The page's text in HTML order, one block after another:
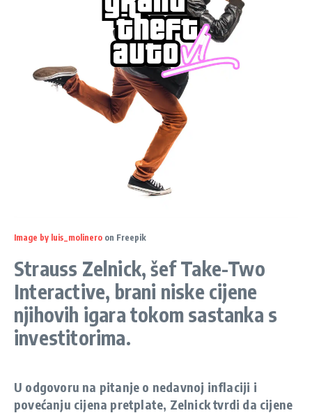
Image by luis_molinero on Freepik
Strauss Zelnick, šef Take-Two
Interactive, brani niske cijene
njihovih igara tokom sastanka s
investitorima.
U odgovoru na pitanje o nedavnoj inflaciji i
povećanju cijena pretplate, Zelnick tvrdi da cijene